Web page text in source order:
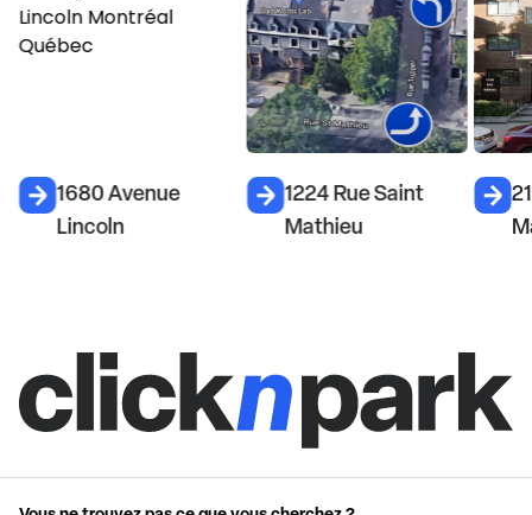
1680 Avenue
Lincoln
1224 Rue Saint
Mathieu